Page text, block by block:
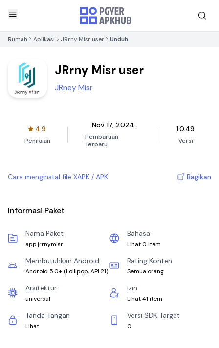
Rumah Aplikasi JRrny Misr user Unduh
JRrny Misr user
JRney Misr
4.9
Penilaian
Nov 17, 2024
Pembaruan
Terbaru
1.0.49
Versi
Cara menginstal file XAPK / APK Bagikan
Informasi Paket
Nama Paket
app.jrrnymisr
Bahasa
Lihat 0 item
Membutuhkan Android
Android 5.0+ (Lollipop, API 21)
Rating Konten
Semua orang
Arsitektur
universal
Izin
Lihat 41 item
Tanda Tangan
Lihat
Versi SDK Target
0